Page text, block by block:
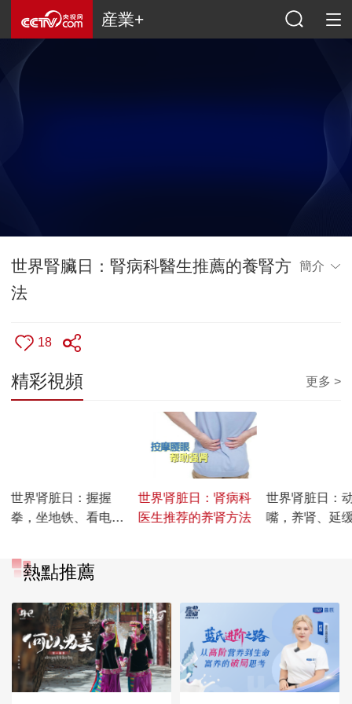
産業+
世界腎臟日：腎病科醫生推薦的養腎方
法
簡介
18
精彩視頻 更多 >
世界肾脏日：握握
拳，坐地铁、看电视
世界肾脏日：肾病科
医生推荐的养肾方法
世界肾脏日：
嘴，养肾、延
熱點推薦